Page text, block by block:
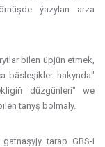
ýazylan arza
bilen üpjün etmek,
bäsleşikler hakynda"
düzgünleri" we
tanyş bolmaly.
tarap GBS-i